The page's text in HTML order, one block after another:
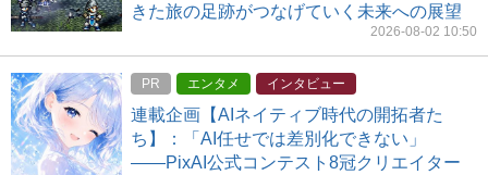
きた旅の足跡がつなげていく未来への展望
2026-08-02 10:50
PR エンタメ インタビュー
連載企画【AIネイティブ時代の開拓者た
ち】：「AI任せでは差別化できない」
――PixAI公式コンテスト8冠クリエイター